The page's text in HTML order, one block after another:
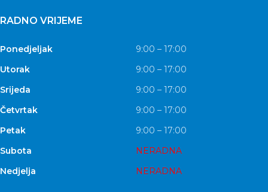
RADNO VRIJEME
Ponedjeljak
9:00 – 17:00
Utorak
9:00 – 17:00
Srijeda
9:00 – 17:00
Četvrtak
9:00 – 17:00
Petak
9:00 – 17:00
Subota
NERADNA
Nedjelja
NERADNA